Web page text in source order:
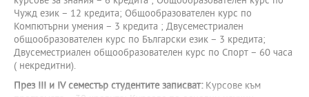
Чужд език – 12 кредита; Общообразователен курс по
Компютърни умения – 3 кредита ; Двусеместриален
общообразователен курс по Български език – 3 кредита;
Двусеместриален общообразователен курс по Спорт – 60 часа
( некредитни).
През III и IV семестър студентите записват: Курсове към